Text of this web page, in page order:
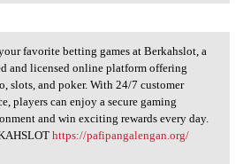
favorite betting
favorite betting games at Berkahslot, a
and licensed online platform offering
slots, and poker. With 24/7 customer
players can enjoy a secure gaming
and win exciting rewards every day.
https://pafipangalengan.org/